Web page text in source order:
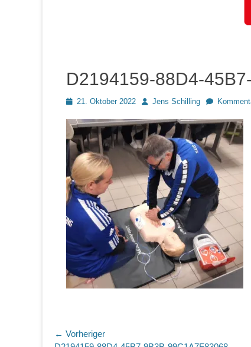
D2194159-88D4-
Posted21. Oktober 2022 AutorJens Schilling
Beitragsnavigation
← Vorheriger